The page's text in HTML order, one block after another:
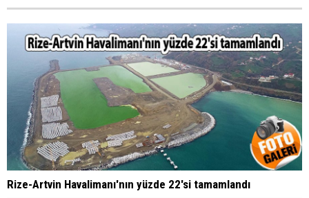
Rize-Artvin Havalimanı'nın yüzde 22'si tamamlandı